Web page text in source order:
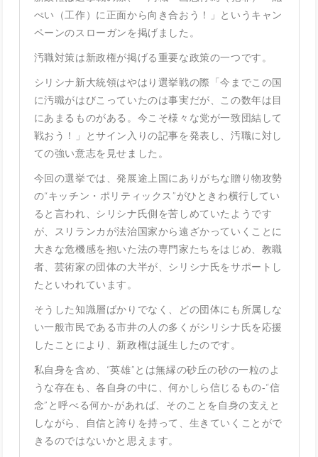
ぺい（工作）に正面から向き合おう！」というキャン
ペーンのスローガンを掲げました。
汚職対策は新政権が掲げる重要な政策の一つです。
シリシナ新大統領はやはり選挙戦の際「今までこの国
に汚職がはびこっていたのは事実だが、この数年は目
にあまるものがある。今こそ様々な党が一致団結して
戦おう！」とサイン入りの記事を発表し、汚職に対し
ての強い意志を見せました。
今回の選挙では、発展途上国にありがちな贈り物攻勢
の“キッチン・ポリティックス”がひときわ横行してい
ると言われ、シリシナ氏側を苦しめていたようです
が、スリランカが法治国家から遠ざかっていくことに
大きな危機感を抱いた法の専門家たちをはじめ、教職
者、芸術家の団体の大半が、シリシナ氏をサポートし
たといわれています。
そうした知識層ばかりでなく、どの団体にも所属しな
い一般市民である市井の人の多くがシリシナ氏を応援
したことにより、新政権は誕生したのです。
私自身を含め、“英雄”とは無縁の砂丘の砂の一粒のよ
うな存在も、各自身の中に、何かしら信じるもの‐“信
念”と呼べる何か‐があれば、そのことを自身の支えと
しながら、自信と誇りを持って、生きていくことがで
きるのではないかと思えます。